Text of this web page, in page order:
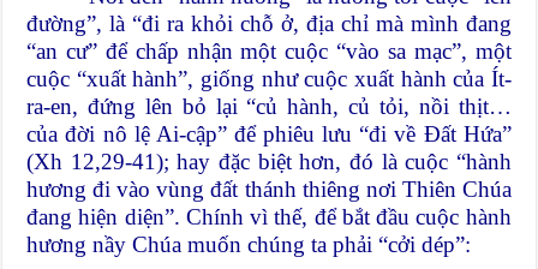
đường”, là “đi ra khỏi chỗ ở, địa chỉ mà mình đang
“an cư” để chấp nhận một cuộc “vào sa mạc”, một
cuộc “xuất hành”, giống như cuộc xuất hành của Ít-
ra-en, đứng lên bỏ lại “củ hành, củ tỏi, nồi thịt…
của đời nô lệ Ai-cập” để phiêu lưu “đi về Đất Hứa”
(Xh 12,29-41); hay đặc biệt hơn, đó là cuộc “hành
hương đi vào vùng đất thánh thiêng nơi Thiên Chúa
đang hiện diện”. Chính vì thế, để bắt đầu cuộc hành
hương nầy Chúa muốn chúng ta phải “cởi dép”: